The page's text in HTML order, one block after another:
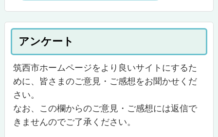
アンケート
筑西市ホームページをより良いサイトにするた
めに、皆さまのご意見・ご感想をお聞かせくだ
さい。
なお、この欄からのご意見・ご感想には返信で
きませんのでご了承ください。